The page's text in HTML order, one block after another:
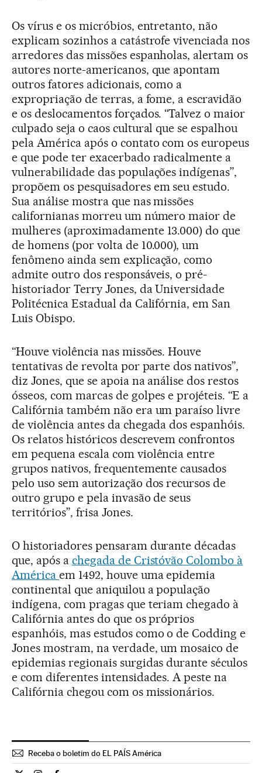
Os vírus e os micróbios, entretanto, não
explicam sozinhos a catástrofe vivenciada nos
arredores das missões espanholas, alertam os
autores norte-americanos, que apontam
outros fatores adicionais, como a
expropriação de terras, a fome, a escravidão
e os deslocamentos forçados. “Talvez o maior
culpado seja o caos cultural que se espalhou
pela América após o contato com os europeus
e que pode ter exacerbado radicalmente a
vulnerabilidade das populações indígenas”,
propõem os pesquisadores em seu estudo.
Sua análise mostra que nas missões
californianas morreu um número maior de
mulheres (aproximadamente 13.000) do que
de homens (por volta de 10.000), um
fenômeno ainda sem explicação, como
admite outro dos responsáveis, o pré-
historiador Terry Jones, da Universidade
Politécnica Estadual da Califórnia, em San
Luis Obispo.
“Houve violência nas missões. Houve
tentativas de revolta por parte dos nativos”,
diz Jones, que se apoia na análise dos restos
ósseos, com marcas de golpes e projéteis. “E a
Califórnia também não era um paraíso livre
de violência antes da chegada dos espanhóis.
Os relatos históricos descrevem confrontos
em pequena escala com violência entre
grupos nativos, frequentemente causados
pelo uso sem autorização dos recursos de
outro grupo e pela invasão de seus
territórios”, frisa Jones.
O historiadores pensaram durante décadas
que, após a chegada de Cristóvão Colombo à
América em 1492, houve uma epidemia
continental que aniquilou a população
indígena, com pragas que teriam chegado à
Califórnia antes do que os próprios
espanhóis, mas estudos como o de Codding e
Jones mostram, na verdade, um mosaico de
epidemias regionais surgidas durante séculos
e com diferentes intensidades. A peste na
Califórnia chegou com os missionários.
Receba o boletim do EL PAÍS América